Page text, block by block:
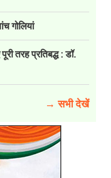
गोलियां
तरह प्रतिबद्ध : डॉ.
→ सभी देखें